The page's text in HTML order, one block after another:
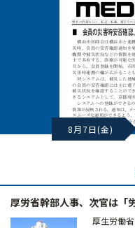
8月7日(金)
厚労省幹部人事、次官は「
厚生労働省